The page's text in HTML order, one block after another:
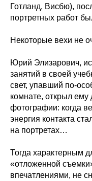
Готланд, Висбю),
портретных работ
Некоторые вехи не
Юрий Элизарович,
занятий в своей
свет, упавший по-
комнате, открыл
фотографии: когда
энергия контакта
на портретах…
Тогда характерным
«отложенной
впечатлениями, не